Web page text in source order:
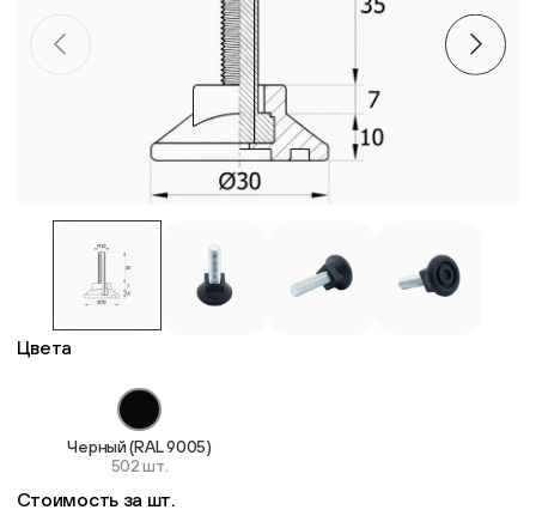
Цвета
Черный (RAL 9005)
502 шт.
Стоимость за шт.
Пластиковые столешницы для школьных парт
Комплектующие для мебели
Система выравнивания плитки
Дюбель